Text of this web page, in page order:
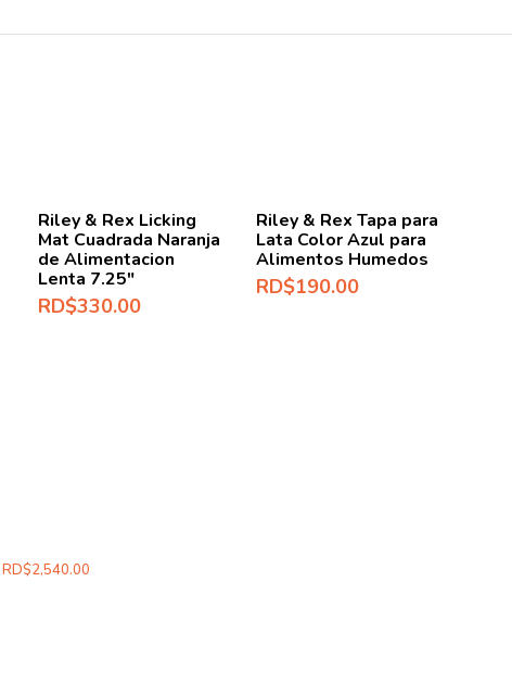
Riley & Rex Licking
Mat Cuadrada Naranja
de Alimentacion
Lenta 7.25″
RD$330.00
Riley & Rex Tapa para
Lata Color Azul para
Alimentos Humedos
RD$190.00
RD$2,540.00